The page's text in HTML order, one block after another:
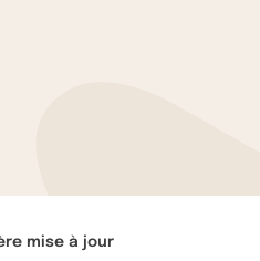
mise à jour